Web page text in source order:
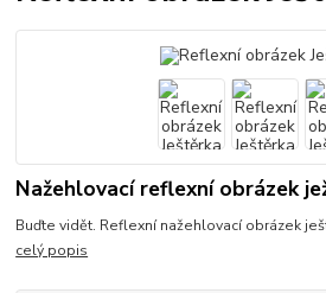
Nažehlovací reflexní obrázek
Buďte vidět. Reflexní nažehlovací obrázek
celý popis